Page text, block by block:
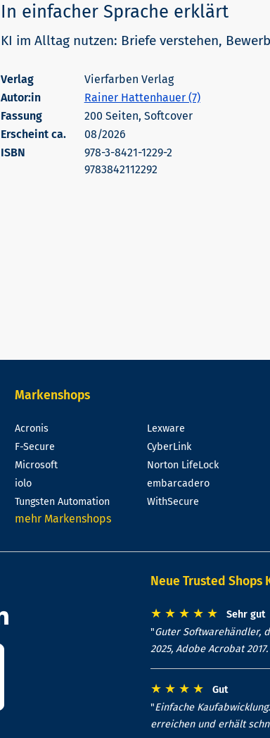
In einfacher Sprache erklärt
KI im Alltag nutzen: Briefe verstehen,
Vierfarben Verlag
Autor:in
Rainer Hattenhauer (7)
200 Seiten, Softcover
Erscheint ca.
08/2026
978-3-8421-1229-2
9783842112292
Markenshops
Acronis
F-Secure
Microsoft
iolo
Tungsten Automation
Lexware
CyberLink
Norton LifeLock
embarcadero
WithSecure
mehr Markenshops
Neue Trusted
★ ★ ★ ★ ★ Sehr gut
"Guter Softwarehändler,
2025, Adobe Acrobat
★ ★ ★ ★ Gut
"Einfache
erreichen und erhält